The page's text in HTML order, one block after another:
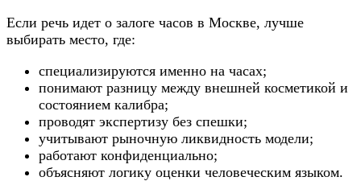
Если речь идет о залоге часов в Москве, лучше
выбирать место, где:
специализируются именно на часах;
понимают разницу между внешней косметикой и
состоянием калибра;
проводят экспертизу без спешки;
учитывают рыночную ликвидность модели;
работают конфиденциально;
объясняют логику оценки человеческим языком.